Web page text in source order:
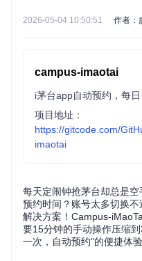
2026-05-04 10:50:51 作者：
campus-imaotai
项目地址：
https://gitcode.com/
imaotai
每天定闹钟抢茅台却总是
预约时间？账号太多切换
解决方案！Campus-
要15分钟的手动操作压缩
一次，自动预约"的便捷体验